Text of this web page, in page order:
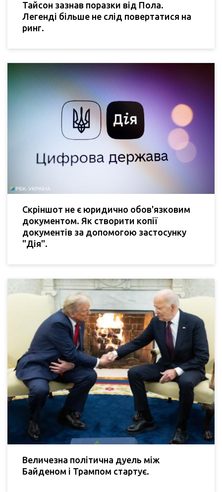
Тайсон зазнав поразки від Пола.
Легенді більше не слід повертатися на
ринг.
Скріншот не є юридично обов'язковим
документом. Як створити копії
документів за допомогою застосунку
"Дія".
Величезна політична дуель між
Байденом і Трампом стартує.